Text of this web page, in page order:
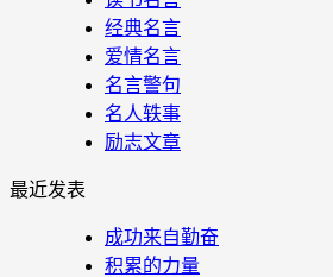
经典名言
爱情名言
名言警句
名人轶事
励志文章
最近发表
成功来自勤奋
积累的力量